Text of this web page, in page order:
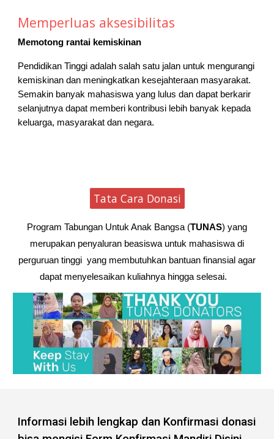
Memperluas aksesibilitas
Memotong rantai kemiskinan
Pendidikan Tinggi adalah salah satu jalan untuk mengurangi
kemiskinan dan meningkatkan kesejahteraan masyarakat.
Semakin banyak mahasiswa yang lulus dan dapat berkarir
selanjutnya dapat memberi kontribusi lebih banyak kepada
keluarga, masyarakat dan negara.
Tata Cara Donasi
Program Tabungan Untuk Anak Bangsa (TUNAS) yang
merupakan penyaluran beasiswa untuk mahasiswa di
perguruan tinggi yang membutuhkan bantuan finansial agar
dapat menyelesaikan kuliahnya hingga selesai.
Informasi lebih lengkap dan Konfirmasi donasi